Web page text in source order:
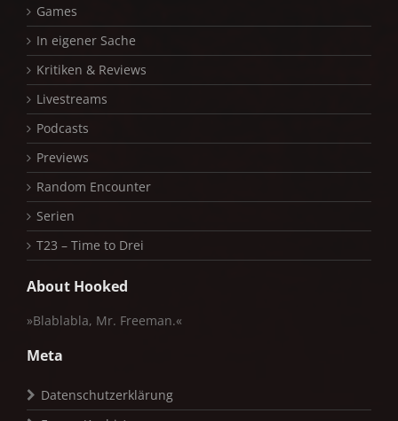
Games
In eigener Sache
Kritiken & Reviews
Livestreams
Podcasts
Previews
Random Encounter
Serien
T23 – Time to Drei
About Hooked
»Blablabla, Mr. Freeman.«
Meta
Datenschutzerklärung